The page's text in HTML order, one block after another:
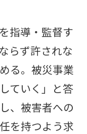
指導・監督す
らず許されな
る。被災事業
ていく」と答
、被害者への
を持つよう求